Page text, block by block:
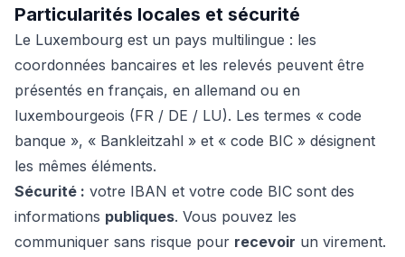
Particularités locales et sécurité
Le Luxembourg est un pays multilingue : les
coordonnées bancaires et les relevés peuvent être
présentés en français, en allemand ou en
luxembourgeois (FR / DE / LU). Les termes « code
banque », « Bankleitzahl » et « code BIC » désignent
les mêmes éléments.
Sécurité : votre IBAN et votre code BIC sont des
informations publiques. Vous pouvez les
communiquer sans risque pour recevoir un virement.